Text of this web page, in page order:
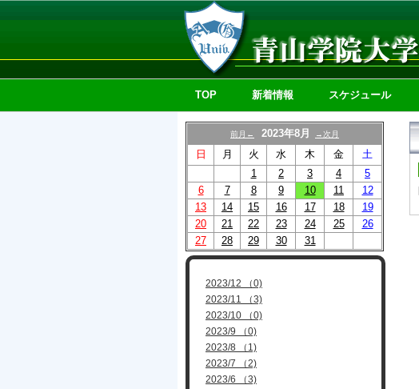
TOP 新着情報 スケジュール
前月← 2023年8月 →次月
日 月 火 水 木 金
土
1
2 3 4
5
6
7 8 9 10 11
12
13
14 15 16 17 18
19
20
21 22 23 24 25
26
27
28 29 30 31
2023/12 （0)
2023/11 （3)
2023/10 （0)
2023/9 （0)
2023/8 （1)
2023/7 （2)
2023/6 （3)